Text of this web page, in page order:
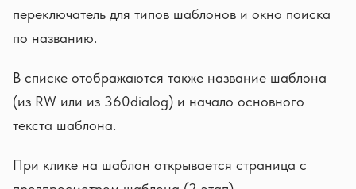
переключатель для типов шаблонов и окно поиска
по названию.
В списке отображаются также название шаблона
(из RW или из 360dialog) и начало основного
текста шаблона.
При клике на шаблон открывается страница с